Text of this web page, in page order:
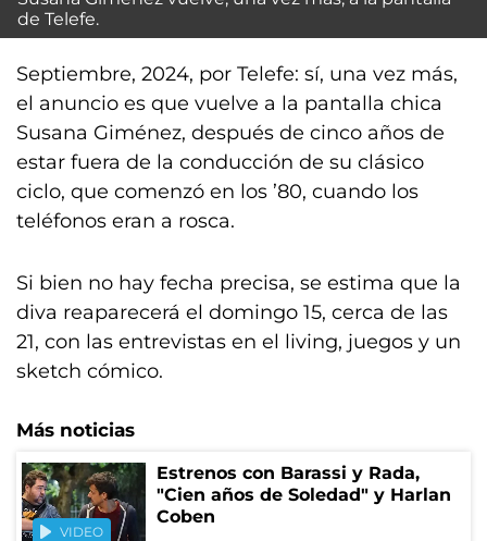
de Telefe.
Septiembre, 2024, por Telefe: sí, una vez más,
el anuncio es que vuelve a la pantalla chica
Susana Giménez, después de cinco años de
estar fuera de la conducción de su clásico
ciclo, que comenzó en los ’80, cuando los
teléfonos eran a rosca.
Si bien no hay fecha precisa, se estima que la
diva reaparecerá el domingo 15, cerca de las
21, con las entrevistas en el living, juegos y un
sketch cómico.
Más noticias
VIDEO
Estrenos con Barassi y Rada,
"Cien años de Soledad" y Harlan
Coben